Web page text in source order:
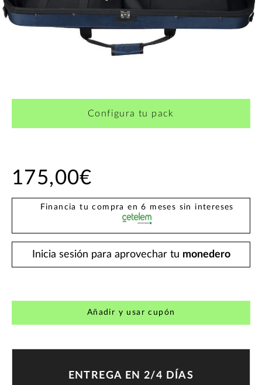
Configura tu pack
175,00€
Financia tu compra en 6 meses sin intereses
Inicia sesión para aprovechar tu monedero
Añadir y usar cupón
ENTREGA EN 2/4 DÍAS